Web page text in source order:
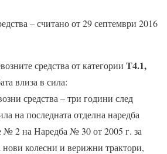
– считано от 29 септември 2016
средства от категории Т4.1,
влиза в сила:
средства – три години след
на последната отделна наредба
№ 2 на Наредба № 30 от 2005 г. за
колесни и верижни трактори,